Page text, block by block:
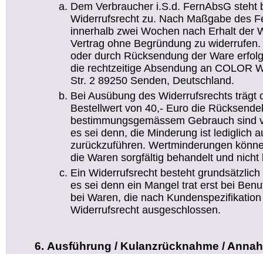
Dem Verbraucher i.S.d. FernAbsG steht
Widerrufsrecht zu. Nach Maßgabe des
innerhalb zwei Wochen nach Erhalt der
Vertrag ohne Begründung zu
oder durch Rücksendung der Ware
die rechtzeitige Absendung an COLOR
Str. 2 89250 Senden, Deutschland.
Bei Ausübung des Widerrufsrechts trägt
Bestellwert von 40,- Euro die
bestimmungsgemässem Gebrauch sind
es sei denn, die Minderung ist lediglich
zurückzuführen. Wertminderungen
die Waren sorgfältig behandelt und nicht
Ein Widerrufsrecht besteht
es sei denn ein Mangel trat erst bei
bei Waren, die nach
Widerrufsrecht ausgeschlossen.
Ausführung / Kulanzrücknahme /